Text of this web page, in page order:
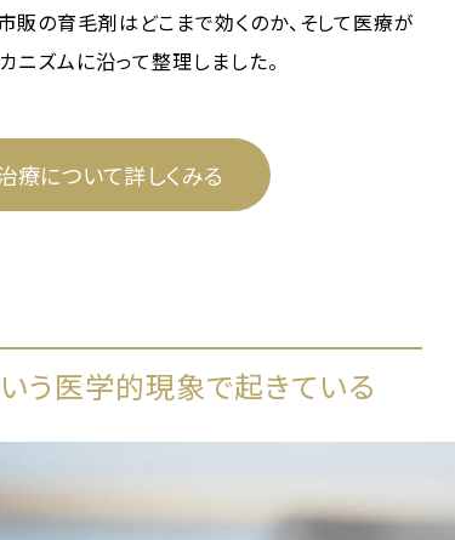
販の育毛剤はどこまで効くのか、そして医療が
ニズムに沿って整理しました。
について詳しくみる
う医学的現象で起きている